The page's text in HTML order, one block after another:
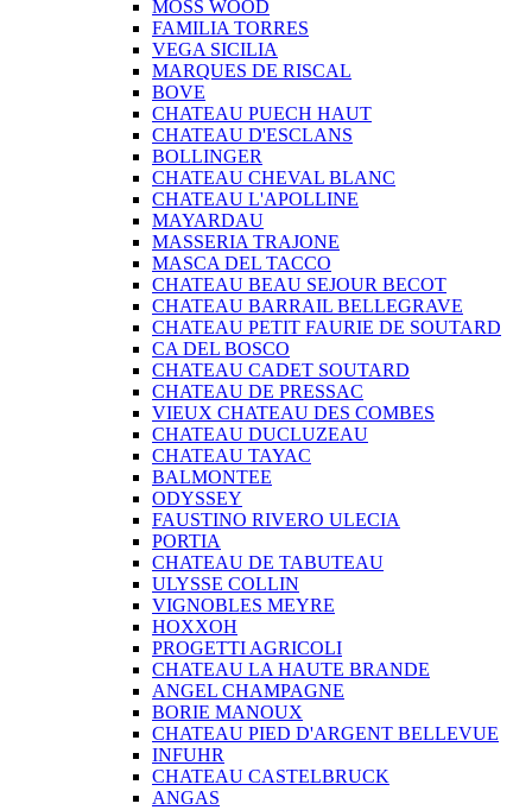
MOSS WOOD
FAMILIA TORRES
VEGA SICILIA
MARQUES DE RISCAL
BOVE
CHATEAU PUECH HAUT
CHATEAU D'ESCLANS
BOLLINGER
CHATEAU CHEVAL BLANC
CHATEAU L'APOLLINE
MAYARDAU
MASSERIA TRAJONE
MASCA DEL TACCO
CHATEAU BEAU SEJOUR BECOT
CHATEAU BARRAIL BELLEGRAVE
CHATEAU PETIT FAURIE DE SOUTARD
CA DEL BOSCO
CHATEAU CADET SOUTARD
CHATEAU DE PRESSAC
VIEUX CHATEAU DES COMBES
CHATEAU DUCLUZEAU
CHATEAU TAYAC
BALMONTEE
ODYSSEY
FAUSTINO RIVERO ULECIA
PORTIA
CHATEAU DE TABUTEAU
ULYSSE COLLIN
VIGNOBLES MEYRE
HOXXOH
PROGETTI AGRICOLI
CHATEAU LA HAUTE BRANDE
ANGEL CHAMPAGNE
BORIE MANOUX
CHATEAU PIED D'ARGENT BELLEVUE
INFUHR
CHATEAU CASTELBRUCK
ANGAS